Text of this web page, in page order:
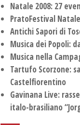
Natale 2008: 27
PratoFestival
Antichi Sapori di
Musica dei Popoli:
Musica nella
Tartufo Scorzone:
Castelfiorentino
Gavinana Live:
italo-brasiliano